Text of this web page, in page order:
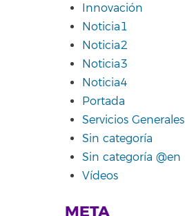
Innovación
Noticia1
Noticia2
Noticia3
Noticia4
Portada
Servicios Generales
Sin categoría
Sin categoría @en
Vídeos
META